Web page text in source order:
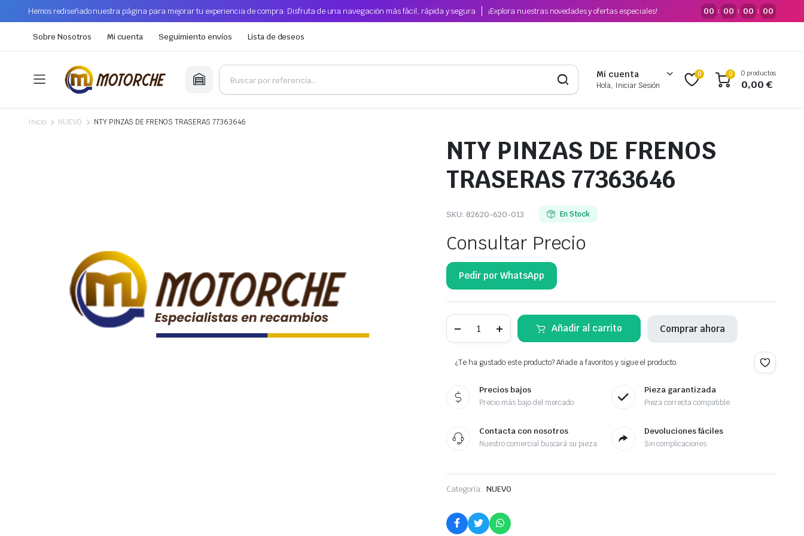
Hemos rediseñado nuestra página para mejorar tu experiencia de compra. Disfruta de una navegación más fácil, rápida y segura ¡Explora nuestras novedades y ofertas especiales! 00 : 00 : 00 : 00
Sobre Nosotros Mi cuenta Seguimiento envíos Lista de deseos
Mi cuenta
Hola, Iniciar Sesión
0 0 0 productos
0,00€
Inicio NUEVO NTY PINZAS DE FRENOS TRASERAS 77363646
NTY PINZAS DE FRENOS
TRASERAS 77363646
SKU: 82620-620-013 En Stock
Consultar Precio
Pedir por WhatsApp
PINZAS
TRASERAS
77363646
Añadir al carrito Comprar ahora
¿Te ha gustado este producto? Añade a favoritos y sigue el producto.
Precios bajos
Precio más bajo del mercado
Pieza garantizada
Pieza correcta compatible
Contacta con nosotros
Nuestro comercial buscará su pieza
Devoluciones fáciles
Sin complicaciones
Categoría: NUEVO